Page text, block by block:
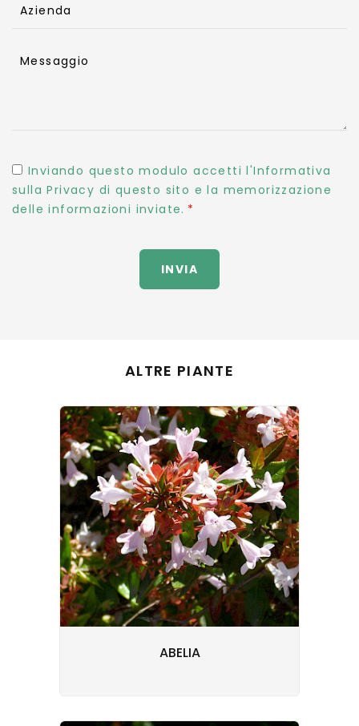
Azienda
Messaggio
Inviando questo modulo accetti l'Informativa
sulla Privacy di questo sito e la memorizzazione
delle informazioni inviate.
INVIA
ALTRE PIANTE
ABELIA